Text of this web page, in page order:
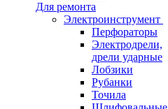
Для ремонта
Электроинструмент
Перфораторы
Электродрели,
дрели ударные
Лобзики
Рубанки
Точила